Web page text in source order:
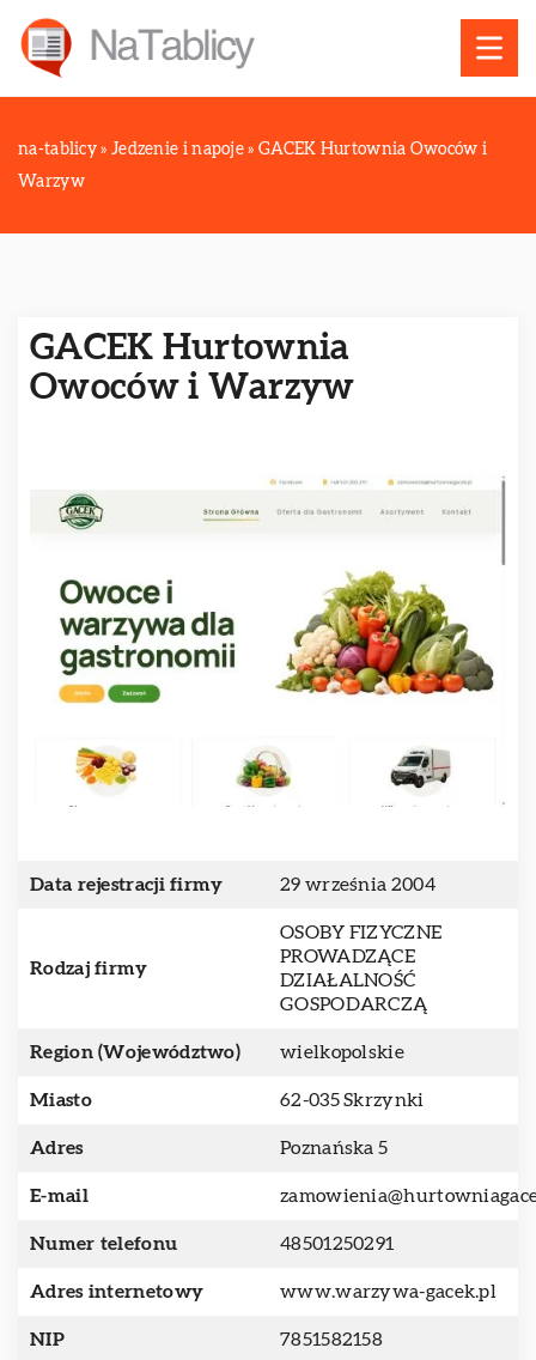
na-tablicy » Jedzenie i napoje » GACEK Hurtownia Owoców i
Warzyw
GACEK Hurtownia
Owoców i Warzyw
Data rejestracji firmy 29 września 2004
Rodzaj firmy
OSOBY FIZYCZNE
PROWADZĄCE
DZIAŁALNOŚĆ
GOSPODARCZĄ
Region (Województwo) wielkopolskie
Miasto 62-035 Skrzynki
Adres Poznańska 5
E-mail
Numer telefonu 48501250291
Adres internetowy www.warzywa-gacek.pl
NIP 7851582158